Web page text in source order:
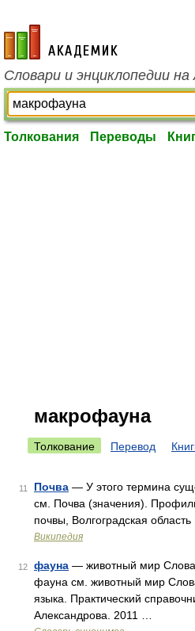
academic.ru
Словари и энциклопедии
Толкования Переводы
макрофауна
Толкование Перевод
11 Почва — У этого термина
см. Почва (значения).
почвы, Волгоградская область
Википедия
12 фауна — животный мир
фауна см. животный мир
языка. Практический
Александрова. 2011 …